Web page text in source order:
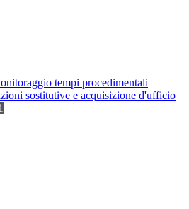
tempi procedimentali
sostitutive e acquisizione d'ufficio